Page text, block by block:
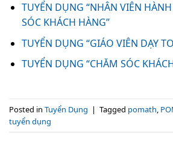
TUYỂN DỤNG “NHÂN VIÊN
SÓC KHÁCH HÀNG”
TUYỂN DỤNG “GIÁO VIÊN DẠY
TUYỂN DỤNG “CHĂM SÓC
Posted in Tuyển Dụng | Tagged pomath
tuyển dụng